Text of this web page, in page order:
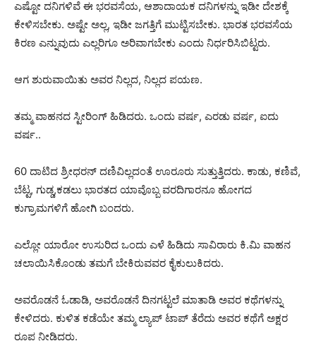
ಎಷ್ಟೋ ದನಿಗಳಿವೆ ಈ ಭರವಸೆಯ, ಆಶಾದಾಯಕ ದನಿಗಳನ್ನು ಇಡೀ ದೇಶಕ್ಕೆ
ಕೇಳಿಸಬೇಕು. ಅಷ್ಟೇ ಅಲ್ಲ, ಇಡೀ ಜಗತ್ತಿಗೆ ಮುಟ್ಟಿಸಬೇಕು. ಭಾರತ ಭರವಸೆಯ
ಕಿರಣ ಎನ್ನುವುದು ಎಲ್ಲರಿಗೂ ಅರಿವಾಗಬೇಕು ಎಂದು ನಿರ್ಧರಿಸಿಬಿಟ್ಟರು.
ಆಗ ಶುರುವಾಯಿತು ಅವರ ನಿಲ್ಲದ, ನಿಲ್ಲದ ಪಯಣ.
ತಮ್ಮ ವಾಹನದ ಸ್ಟೀರಿಂಗ್ ಹಿಡಿದರು. ಒಂದು ವರ್ಷ, ಎರಡು ವರ್ಷ, ಐದು
ವರ್ಷ..
60 ದಾಟಿದ ಶ್ರೀಧರನ್ ದಣಿವಿಲ್ಲದಂತೆ ಊರೂರು ಸುತ್ತುತ್ತಿದರು. ಕಾಡು, ಕಣಿವೆ,
ಬೆಟ್ಟ, ಗುಡ್ಡ,ಕಡಲು ಭಾರತದ ಯಾವೊಬ್ಬ ವರದಿಗಾರನೂ ಹೋಗದ
ಕುಗ್ರಾಮಗಳಿಗೆ ಹೋಗಿ ಬಂದರು.
ಎಲ್ಲೋ ಯಾರೋ ಉಸುರಿದ ಒಂದು ಎಳೆ ಹಿಡಿದು ಸಾವಿರಾರು ಕಿ.ಮಿ ವಾಹನ
ಚಲಾಯಿಸಿಕೊಂಡು ತಮಗೆ ಬೇಕಿರುವವರ ಕೈಕುಲುಕಿದರು.
ಅವರೊಡನೆ ಓಡಾಡಿ, ಅವರೊಡನೆ ದಿನಗಟ್ಟಲೆ ಮಾತಾಡಿ ಅವರ ಕಥೆಗಳನ್ನು
ಕೇಳಿದರು. ಕುಳಿತ ಕಡೆಯೇ ತಮ್ಮ ಲ್ಯಾಪ್ ಟಾಪ್ ತೆರೆದು ಅವರ ಕಥೆಗೆ ಅಕ್ಷರ
ರೂಪ ನೀಡಿದರು.